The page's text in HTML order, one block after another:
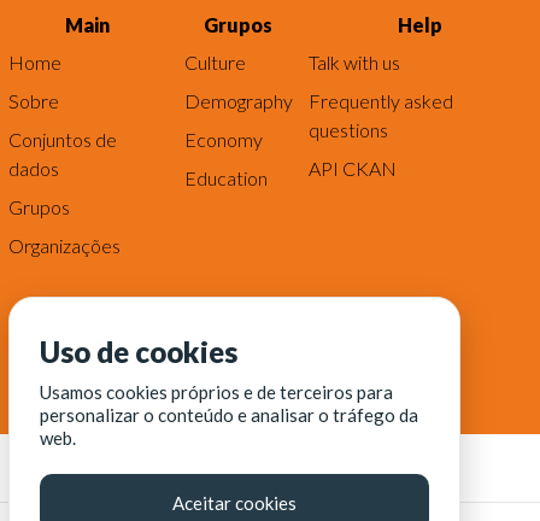
Main
Home
Sobre
Conjuntos de
dados
Grupos
Organizações
Grupos
Culture
Demography
Economy
Education
Help
Talk with us
Frequently asked
questions
API CKAN
Uso de cookies
Usamos cookies próprios e de terceiros para
personalizar o conteúdo e analisar o tráfego da
web.
Aceitar cookies